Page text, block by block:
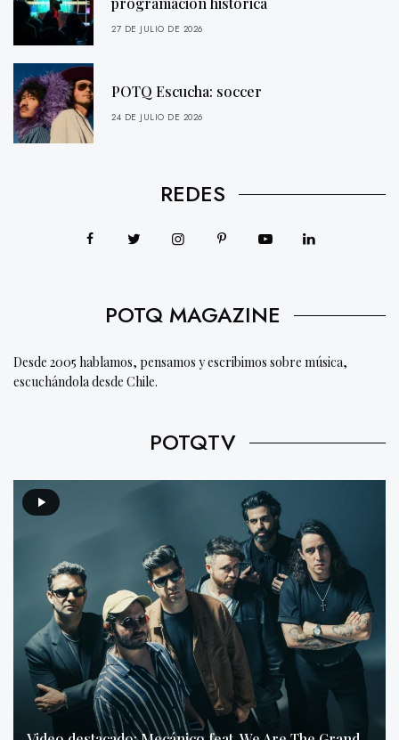
27 DE JULIO DE 2026
POTQ Escucha: soccer
24 DE JULIO DE 2026
REDES
POTQ MAGAZINE
Desde 2005 hablamos, pensamos y escribimos sobre música,
escuchándola desde Chile.
POTQTV